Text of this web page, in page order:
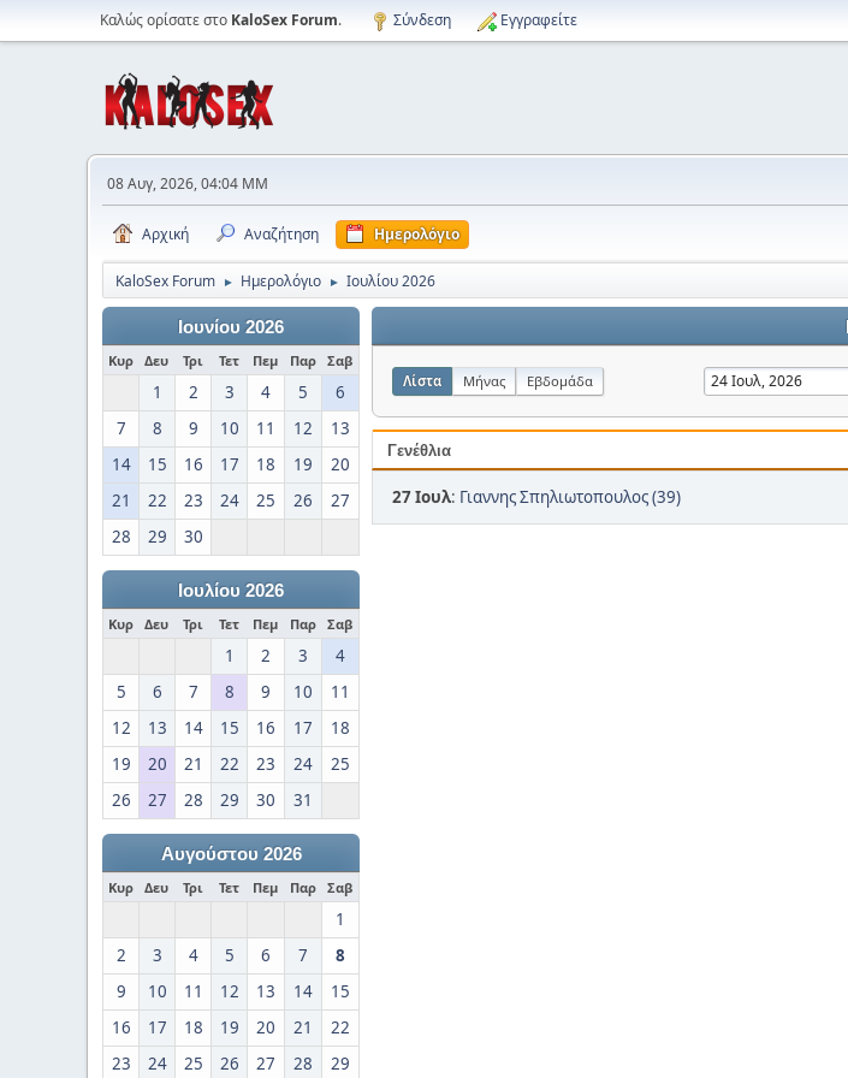
Καλώς ορίσατε στο KaloSex Forum. Σύνδεση Εγγραφείτε
08 Αυγ, 2026, 04:04 ΜΜ
Αρχική Αναζήτηση Ημερολόγιο
KaloSex Forum ► Ημερολόγιο ► Ιουλίου 2026
Ιουνίου 2026
Κυρ Δευ Τρι Τετ Πεμ Παρ Σαβ
1 2 3 4 5
6
7
8 9 10 11 12
13
14
15 16 17 18 19
20
21
22 23 24 25 26
27
28
29 30
Ιουλίου 2026
Κυρ Δευ Τρι Τετ Πεμ Παρ Σαβ
1 2 3
4
5
6 7 8 9 10
11
12
13 14 15 16 17
18
19
20 21 22 23 24
25
26
27 28 29 30 31
Αυγούστου 2026
Κυρ Δευ Τρι Τετ Πεμ Παρ Σαβ
1
2
3 4 5 6 7
8
9
10 11 12 13 14
15
16
17 18 19 20 21
22
23
24 25 26 27 28 29
Λίστα Μήνας Εβδομάδα
Γενέθλια
27 Ιουλ: Γιαννης Σπηλιωτοπουλος (39)